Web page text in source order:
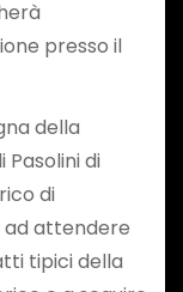
presso il
della
di
di
ad attendere
tipici della